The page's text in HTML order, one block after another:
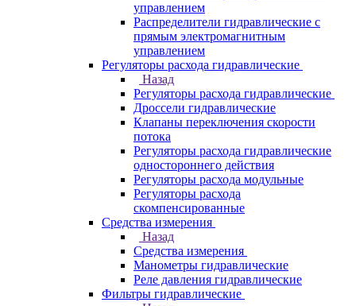
управлением
Распределители гидравлические с
прямым электромагнитным
управлением
Регуляторы расхода гидравлические
Назад
Регуляторы расхода гидравлические
Дроссели гидравлические
Клапаны переключения скорости
потока
Регуляторы расхода гидравлические
одностороннего действия
Регуляторы расхода модульные
Регуляторы расхода
скомпенсированные
Средства измерения
Назад
Средства измерения
Манометры гидравлические
Реле давления гидравлические
Фильтры гидравлические